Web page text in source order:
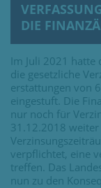
DIE
Im Juli 2021
die gesetzliche
erstattungen von
eingestuft. Die
nur noch für
31.12.2018
verpflichtet, eine
treffen. Das
nun zu den